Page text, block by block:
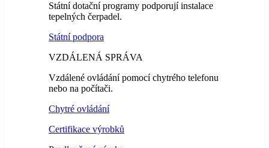
Státní dotační programy podporují instalace
tepelných čerpadel.
Státní podpora
VZDÁLENÁ SPRÁVA
Vzdálené ovládání pomocí chytrého telefonu
nebo na počítači.
Chytré ovládání
Certifikace výrobků